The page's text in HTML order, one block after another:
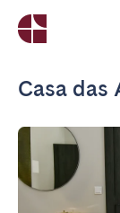
Casa das